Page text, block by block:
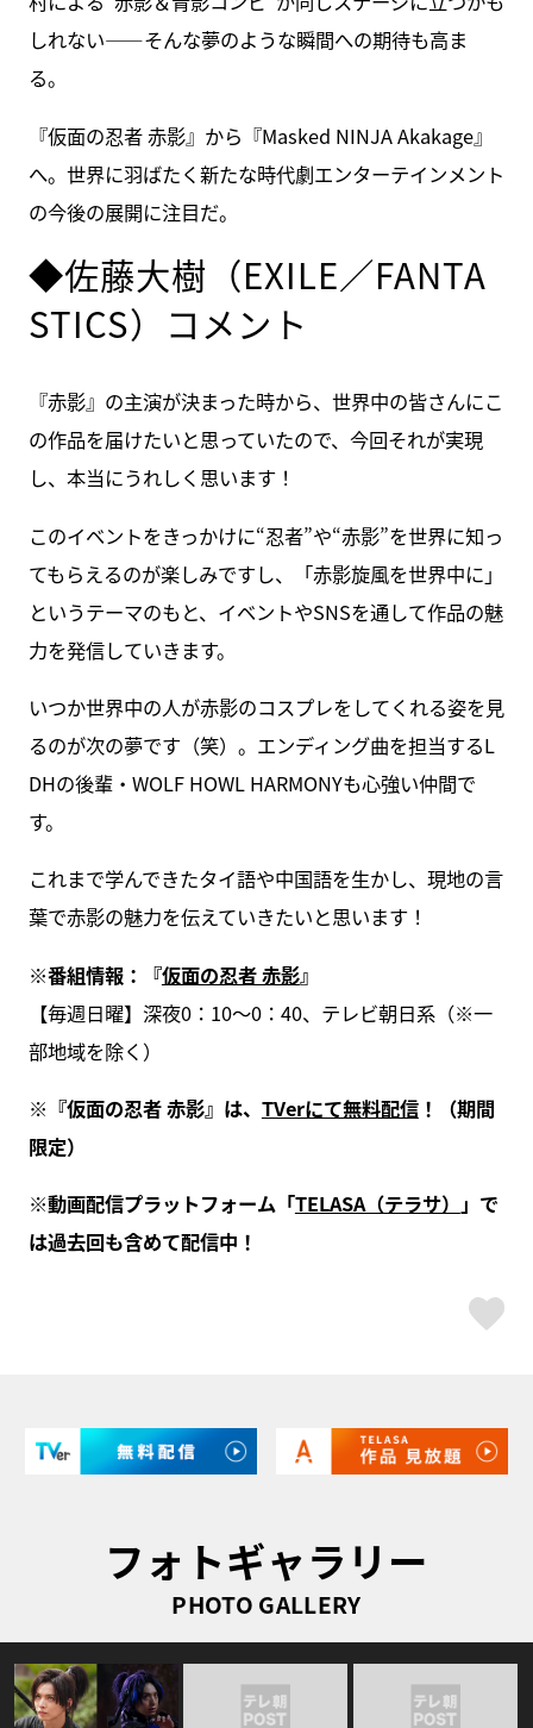
しれない――そんな夢のような瞬間への期待も高ま
る。
『仮面の忍者 赤影』から『Masked NINJA Akakage』
へ。世界に羽ばたく新たな時代劇エンターテインメント
の今後の展開に注目だ。
◆佐藤大樹（EXILE／FANTA
STICS）コメント
『赤影』の主演が決まった時から、世界中の皆さんにこ
の作品を届けたいと思っていたので、今回それが実現
し、本当にうれしく思います！
このイベントをきっかけに“忍者”や“赤影”を世界に知っ
てもらえるのが楽しみですし、「赤影旋風を世界中に」
というテーマのもと、イベントやSNSを通して作品の魅
力を発信していきます。
いつか世界中の人が赤影のコスプレをしてくれる姿を見
るのが次の夢です（笑）。エンディング曲を担当するL
DHの後輩・WOLF HOWL HARMONYも心強い仲間で
す。
これまで学んできたタイ語や中国語を生かし、現地の言
葉で赤影の魅力を伝えていきたいと思います！
※番組情報：『仮面の忍者 赤影』
【毎週日曜】深夜0：10～0：40、テレビ朝日系（※一
部地域を除く）
※『仮面の忍者 赤影』は、 TVerにて無料配信！（期間
限定）
※動画配信プラットフォーム「TELASA（テラサ） 」で
は過去回も含めて配信中！
フォトギャラリー
PHOTO GALLERY